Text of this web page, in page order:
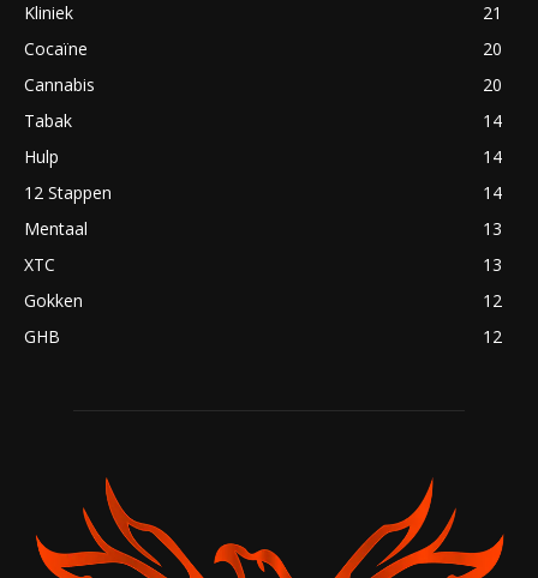
Kliniek
21
Cocaïne
20
Cannabis
20
Tabak
14
Hulp
14
12 Stappen
14
Mentaal
13
XTC
13
Gokken
12
GHB
12